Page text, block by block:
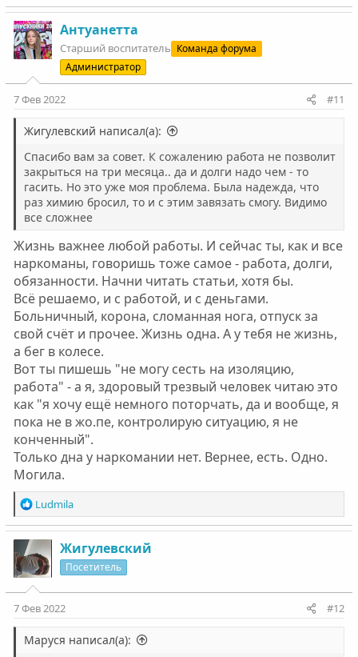
а
к
ц
и
Антуанетта
Старший воспитатель Команда форума
Администратор
7 Фев 2022 #11
Жигулевский написал(а):
Спасибо вам за совет. К сожалению работа не позволит
закрыться на три месяца.. да и долги надо чем - то
гасить. Но это уже моя проблема. Была надежда, что
раз химию бросил, то и с этим завязать смогу. Видимо
все сложнее
Жизнь важнее любой работы. И сейчас ты, как и все
наркоманы, говоришь тоже самое - работа, долги,
обязанности. Начни читать статьи, хотя бы.
Всё решаемо, и с работой, и с деньгами.
Больничный, корона, сломанная нога, отпуск за
свой счёт и прочее. Жизнь одна. А у тебя не жизнь,
а бег в колесе.
Вот ты пишешь "не могу сесть на изоляцию,
работа" - а я, здоровый трезвый человек читаю это
как "я хочу ещё немного поторчать, да и вообще, я
пока не в жо.пе, контролирую ситуацию, я не
конченный".
Только дна у наркомании нет. Вернее, есть. Одно.
Могила.
Р
е
а
к
ц
и
и
:
Ludmila
Жигулевский
Посетитель
7 Фев 2022 #12
Маруся написал(а):